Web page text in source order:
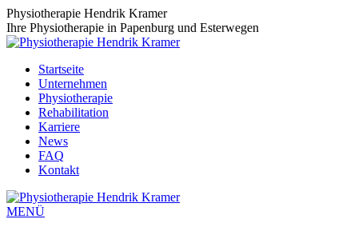
Zum
Inhalt
springen
Physiotherapie Hendrik Kramer
Ihre Physiotherapie in Papenburg und Esterwegen
Startseite
Unternehmen
Physiotherapie
Rehabilitation
Karriere
News
FAQ
Kontakt
MENÜ